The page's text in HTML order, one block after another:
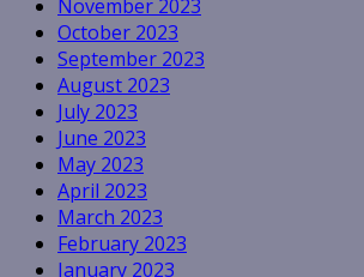
November 2023
October 2023
September 2023
August 2023
July 2023
June 2023
May 2023
April 2023
March 2023
February 2023
January 2023